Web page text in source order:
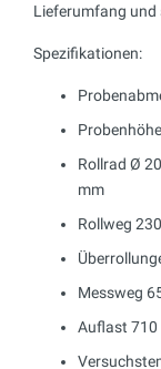
Lieferumfang und
Spezifikationen:
Rollrad Ø
mm
Rollweg
Messweg
Auflast 710